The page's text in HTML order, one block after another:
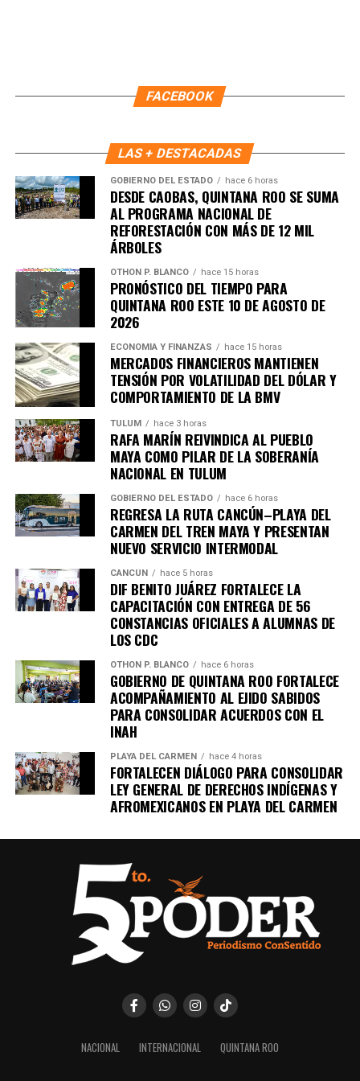
Únete al canal oficial de WhatsApp de
Quinto Podery recibe las noticias más
en tu teléfono.
Unirme al canal de WhatsApp
FACEBOOK
LAS + DESTACADAS
GOBIERNO DEL ESTADO hace 6 horas
DESDE CAOBAS, QUINTANA ROO SE SUMA
AL PROGRAMA NACIONAL DE
REFORESTACIÓN CON MÁS DE 12 MIL
ÁRBOLES
OTHON P. BLANCO hace 15 horas
PRONÓSTICO DEL TIEMPO PARA
QUINTANA ROO ESTE 10 DE AGOSTO DE
2026
ECONOMÍA Y FINANZAS hace 15 horas
MERCADOS FINANCIEROS MANTIENEN
TENSIÓN POR VOLATILIDAD DEL DÓLAR Y
COMPORTAMIENTO DE LA BMV
TULUM hace 3 horas
RAFA MARÍN REIVINDICA AL PUEBLO
MAYA COMO PILAR DE LA SOBERANÍA
NACIONAL EN TULUM
GOBIERNO DEL ESTADO hace 6 horas
REGRESA LA RUTA CANCÚN–PLAYA DEL
CARMEN DEL TREN MAYA Y PRESENTAN
NUEVO SERVICIO INTERMODAL
CANCÚN hace 5 horas
DIF BENITO JUÁREZ FORTALECE LA
CAPACITACIÓN CON ENTREGA DE 56
CONSTANCIAS OFICIALES A ALUMNAS DE
LOS CDC
OTHON P. BLANCO hace 6 horas
GOBIERNO DE QUINTANA ROO FORTALECE
ACOMPAÑAMIENTO AL EJIDO SABIDOS
PARA CONSOLIDAR ACUERDOS CON EL
INAH
PLAYA DEL CARMEN hace 4 horas
FORTALECEN DIÁLOGO PARA CONSOLIDAR
LEY GENERAL DE DERECHOS INDÍGENAS Y
AFROMEXICANOS EN PLAYA DEL CARMEN
NACIONAL INTERNACIONAL QUINTANA ROO